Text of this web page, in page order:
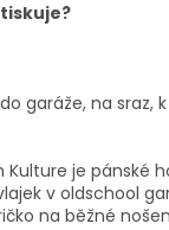
garáže, na sraz,
Kulture je pánské
v oldschool
na běžné